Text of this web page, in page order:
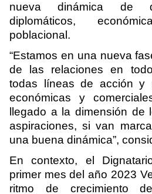
nueva dinámica de
diplomáticos,
poblacional.
“Estamos en una nueva
de las relaciones en
todas líneas de acción y
económicas y
llegado a la dimensión de
aspiraciones, si van
una buena dinámica”,
En contexto, el
primer mes del año 2023
ritmo de crecimiento